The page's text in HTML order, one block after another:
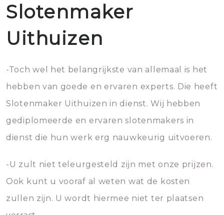
Slotenmaker
Uithuizen
-Toch wel het belangrijkste van allemaal is het
hebben van goede en ervaren experts. Die heeft
Slotenmaker Uithuizen in dienst. Wij hebben
gediplomeerde en ervaren slotenmakers in
dienst die hun werk erg nauwkeurig uitvoeren.
-U zult niet teleurgesteld zijn met onze prijzen.
Ook kunt u vooraf al weten wat de kosten
zullen zijn. U wordt hiermee niet ter plaatsen